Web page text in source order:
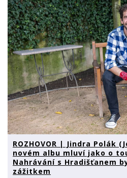
ROZHOVOR | Jindra Polák
novém albu mluví jako o
Nahrávání s Hradišťanem
zážitkem